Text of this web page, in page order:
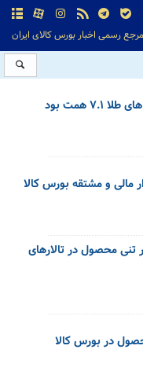
مرجع رسمی اخبار بورس کالای ایران
همت بود
عرضه ۷۲۹ هزار تنی محصول در تالارهای